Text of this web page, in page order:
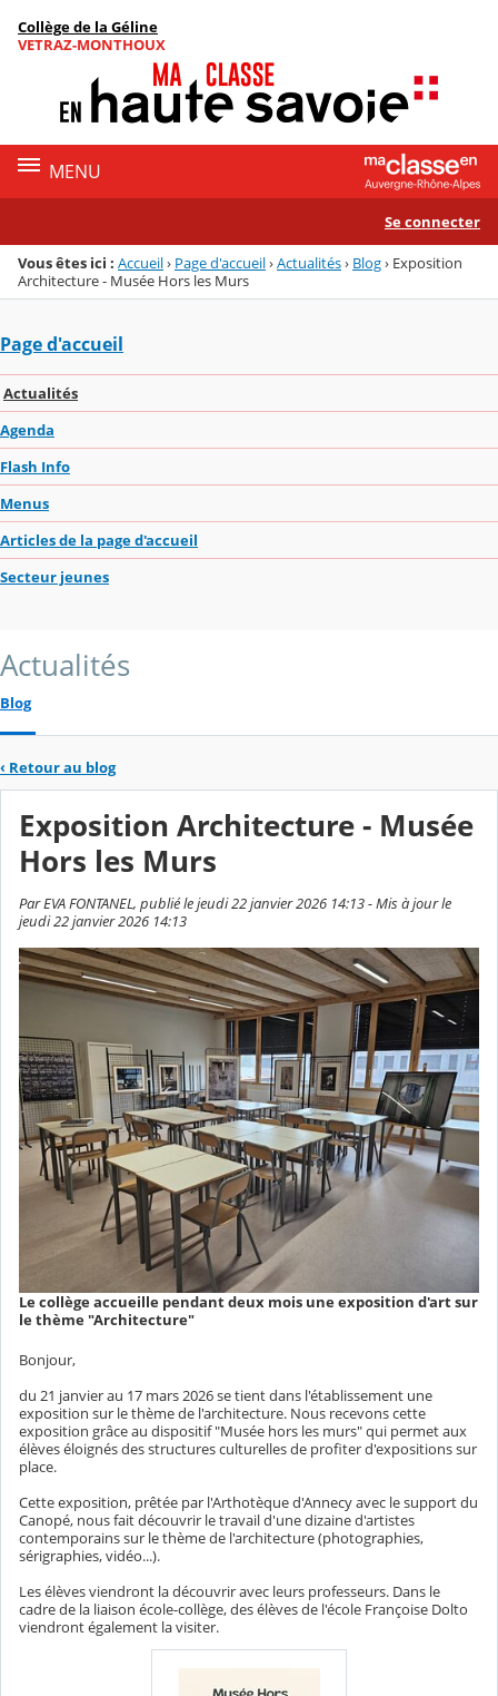
Menu de la rubrique
Contenu
Collège de la Géline
VETRAZ-MONTHOUX
MENU
Se connecter
Vous êtes ici : Accueil› Page d'accueil›Actualités› Blog› Exposition
Architecture - Musée Hors les Murs
Page d'accueil
Actualités
Agenda
Flash Info
Menus
Articles de la page d'accueil
Secteur jeunes
Actualités
Blog
‹ Retour au blog
Exposition Architecture - Musée
Hors les Murs
Par EVA FONTANEL, publié le jeudi 22 janvier 2026 14:13 - Mis à jour le
jeudi 22 janvier 2026 14:13
Le collège accueille pendant deux mois une exposition d'art sur
le thème "Architecture"
Bonjour,
du 21 janvier au 17 mars 2026 se tient dans l'établissement une
exposition sur le thème de l'architecture. Nous recevons cette
exposition grâce au dispositif "Musée hors les murs" qui permet aux
élèves éloignés des structures culturelles de profiter d'expositions sur
place.
Cette exposition, prêtée par l'Arthotèque d'Annecy avec le support du
Canopé, nous fait découvrir le travail d'une dizaine d'artistes
contemporains sur le thème de l'architecture (photographies,
sérigraphies, vidéo...).
Les élèves viendront la découvrir avec leurs professeurs. Dans le
cadre de la liaison école-collège, des élèves de l'école Françoise Dolto
viendront également la visiter.